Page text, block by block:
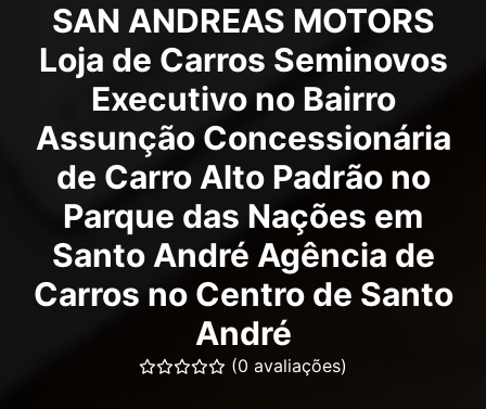
SAN ANDREAS MOTORS
Loja de Carros Seminovos
Executivo no Bairro
Assunção Concessionária
de Carro Alto Padrão no
Parque das Nações em
Santo André Agência de
Carros no Centro de Santo
André
(0 avaliações)